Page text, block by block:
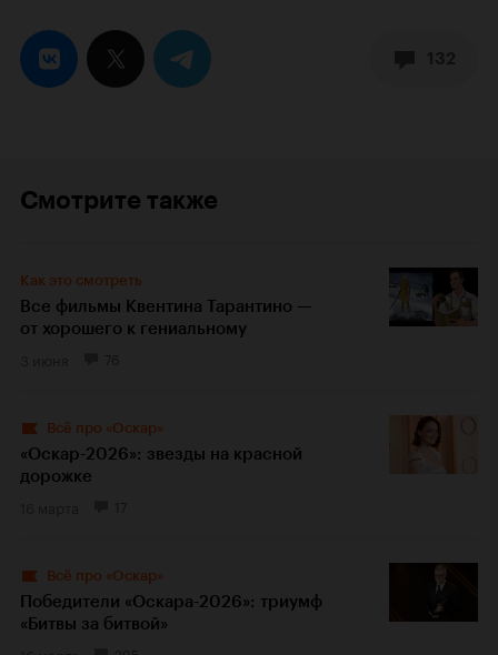
Смотрите также
Как это смотреть
Все фильмы Квентина Тарантино —
от хорошего к гениальному
Всё про «Оскар»
«Оскар-2026»: звезды на красной
дорожке
Всё про «Оскар»
Победители «Оскара-2026»: триумф
«Битвы за битвой»